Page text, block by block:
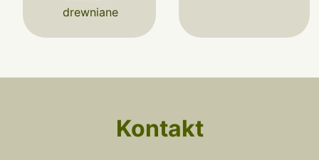
drewniane
Kontakt